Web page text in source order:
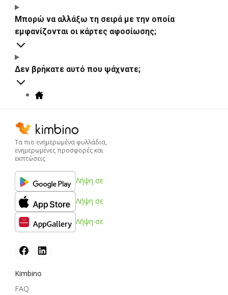
Μπορώ να αλλάξω τη σειρά με την οποία
εμφανίζονται οι κάρτες αφοσίωσης;
Δεν βρήκατε αυτό που ψάχνατε;
Τα πιο ενημερωμένα φυλλάδια,
ενημερωμένες προσφορές και
εκπτώσεις
Λήψη σε
Λήψη σε
Λήψη σε
Kimbino
FAQ